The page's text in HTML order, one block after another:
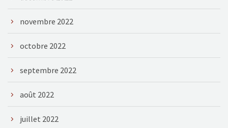
novembre 2022
octobre 2022
septembre 2022
août 2022
juillet 2022